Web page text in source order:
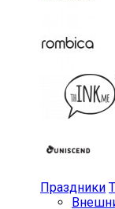
Праздники